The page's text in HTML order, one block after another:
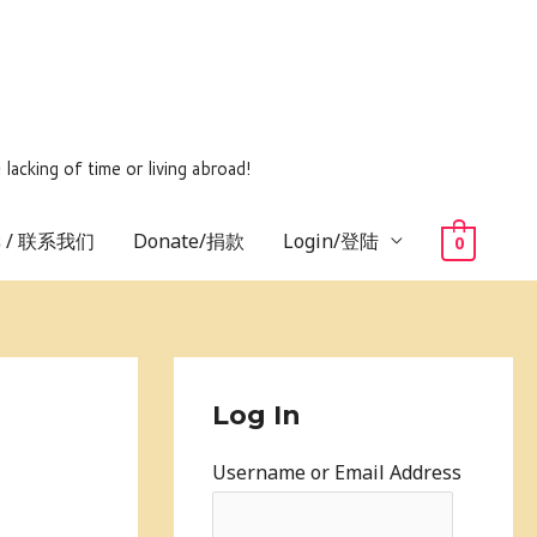
of time or living abroad!
联系我们 Donate/捐款 Login/登陆 0
Log In
Username or Email Address